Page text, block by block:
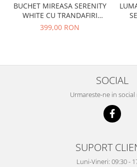
BUCHET MIREASA SERENITY
WHITE CU TRANDAFIRI
CRIOGENATI SI PLANTE
399,00 RON
SOCIAL
Urmareste-ne in social
SUPORT
Luni-Vineri: 09:30 -